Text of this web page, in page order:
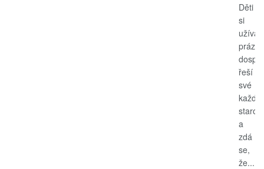
Děti
si
užívají
řeší
své
a
zdá
se,
že...